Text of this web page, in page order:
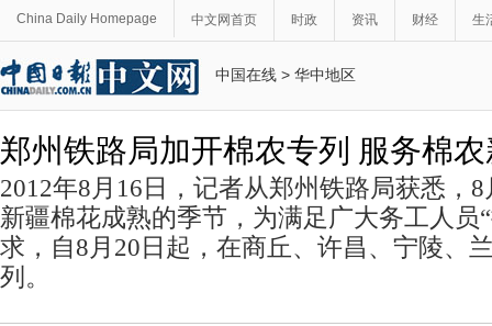
China Daily Homepage 中文网首页 时政 资讯 财经 生
中国在线 > 华中地区
郑州铁路局加开棉农专列 服务棉
2012年8月16日，记者从郑州铁路局获悉，
新疆棉花成熟的季节，为满足广大务工人员
求，自8月20日起，在商丘、许昌、宁陵、
列。